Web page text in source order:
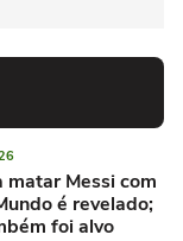
matar Messi com
é revelado;
foi alvo